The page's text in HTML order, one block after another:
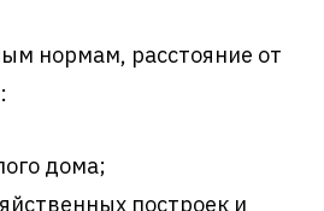
нормам, расстояние от
дома;
построек и